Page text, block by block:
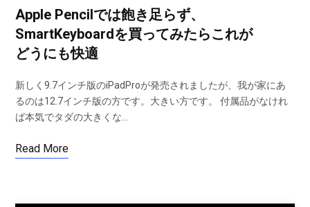
Apple Pencilでは飽き足らず、
SmartKeyboardを買ってみたらこれが
どうにも快適
新しく9.7インチ版のiPadProが発売されましたが、我が家にあ
るのは12.7インチ版の方です。大きい方です。 付属品がなけれ
ば本気でタダの大きくな…
Read More